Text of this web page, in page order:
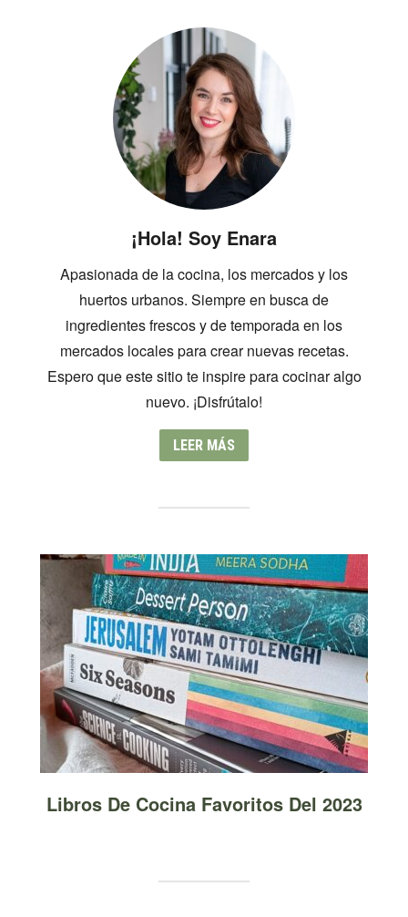
¡Hola! Soy Enara
Apasionada de la cocina, los mercados y los
huertos urbanos. Siempre en busca de
ingredientes frescos y de temporada en los
mercados locales para crear nuevas recetas.
Espero que este sitio te inspire para cocinar algo
nuevo. ¡Disfrútalo!
LEER MÁS
Libros De Cocina Favoritos Del 2023